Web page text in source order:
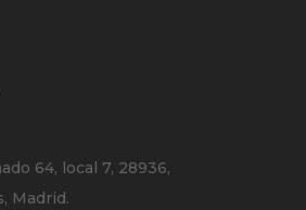
64, local 7, 28936,
Madrid.